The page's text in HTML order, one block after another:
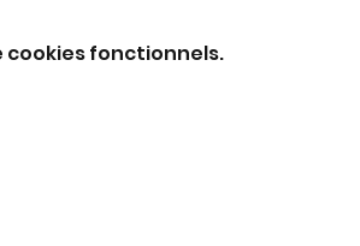
cookies fonctionnels.